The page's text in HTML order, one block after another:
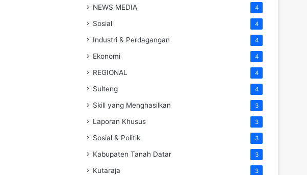
NEWS MEDIA 4
Sosial 4
Industri & Perdagangan 4
Ekonomi 4
REGIONAL 4
Sulteng 4
Skill yang Menghasilkan 3
Laporan Khusus 3
Sosial & Politik 3
Kabupaten Tanah Datar 3
Kutaraja 3